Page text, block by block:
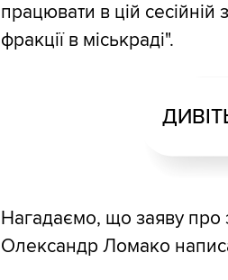
працювати в цій сесійній
фракції в міськраді".
Нагадаємо, що заяву про
Олександр Ломако